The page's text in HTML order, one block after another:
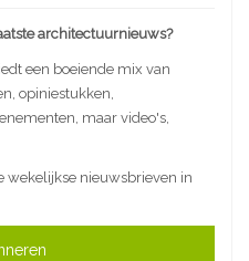
architectuurnieuws?
een boeiende mix van
opiniestukken,
maar video's,
wekelijkse nieuwsbrieven in